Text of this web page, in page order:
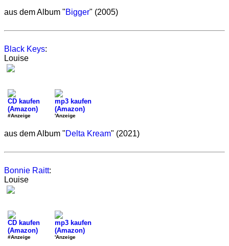
aus dem Album "Bigger" (2005)
Black Keys:
Louise
CD kaufen
(Amazon)
#Anzeige
mp3 kaufen
(Amazon)
'Anzeige
aus dem Album "Delta Kream" (2021)
Bonnie Raitt:
Louise
CD kaufen
(Amazon)
#Anzeige
mp3 kaufen
(Amazon)
'Anzeige